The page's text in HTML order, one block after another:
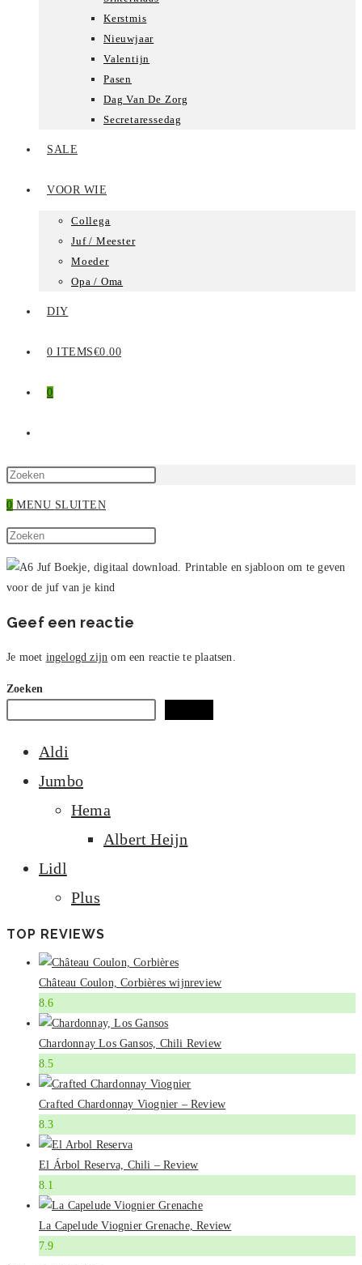
Kerstmis
Nieuwjaar
Valentijn
Pasen
Dag Van De Zorg
Secretaressedag
SALE
VOOR WIE
Collega
Juf / Meester
Moeder
Opa / Oma
DIY
0 ITEMS€0.00
0
ZOEKEN
0 MENU SLUITEN
Zoek
op
te
Geef een reactie
Je moet ingelogd zijn om een reactie te plaatsen.
Zoeken
Aldi
Jumbo
Hema
Albert Heijn
Lidl
Plus
TOP REVIEWS
Château Coulon, Corbières wijnreview
8.6
Chardonnay Los Gansos, Chili Review
8.5
Crafted Chardonnay Viognier – Review
8.3
El Árbol Reserva, Chili – Review
8.1
La Capelude Viognier Grenache, Review
7.9